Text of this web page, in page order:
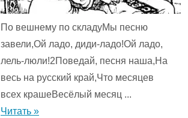
По вешнему по складуМы песню
завели,Ой ладо, диди-ладо!Ой ладо,
лель-люли!2Поведай, песня наша,На
весь на русский край,Что месяцев
всех крашеВесёлый месяц ...
Читать »